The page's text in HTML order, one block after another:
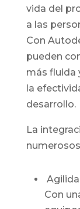
vida del
a las
Con
pueden
más fluida
la
desarrollo.
La
Con